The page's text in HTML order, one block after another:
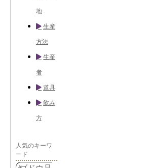
地
生産
方法
生産
者
道具
飲み
方
人気のキーワ
ード